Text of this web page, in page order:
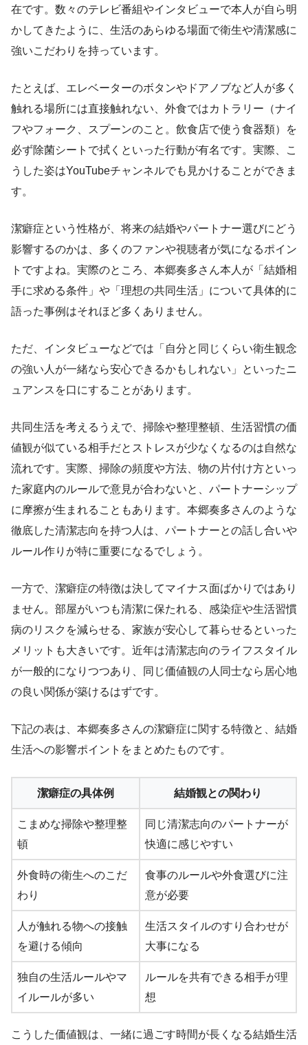
在です。数々のテレビ番組やインタビューで本人が自ら明
かしてきたように、生活のあらゆる場面で衛生や清潔感に
強いこだわりを持っています。
たとえば、エレベーターのボタンやドアノブなど人が多く
触れる場所には直接触れない、外食ではカトラリー（ナイ
フやフォーク、スプーンのこと。飲食店で使う食器類）を
必ず除菌シートで拭くといった行動が有名です。実際、こ
うした姿はYouTubeチャンネルでも見かけることができま
す。
潔癖症という性格が、将来の結婚やパートナー選びにどう
影響するのかは、多くのファンや視聴者が気になるポイン
トですよね。実際のところ、本郷奏多さん本人が「結婚相
手に求める条件」や「理想の共同生活」について具体的に
語った事例はそれほど多くありません。
ただ、インタビューなどでは「自分と同じくらい衛生観念
の強い人が一緒なら安心できるかもしれない」といったニ
ュアンスを口にすることがあります。
共同生活を考えるうえで、掃除や整理整頓、生活習慣の価
値観が似ている相手だとストレスが少なくなるのは自然な
流れです。実際、掃除の頻度や方法、物の片付け方といっ
た家庭内のルールで意見が合わないと、パートナーシップ
に摩擦が生まれることもあります。本郷奏多さんのような
徹底した清潔志向を持つ人は、パートナーとの話し合いや
ルール作りが特に重要になるでしょう。
一方で、潔癖症の特徴は決してマイナス面ばかりではあり
ません。部屋がいつも清潔に保たれる、感染症や生活習慣
病のリスクを減らせる、家族が安心して暮らせるといった
メリットも大きいです。近年は清潔志向のライフスタイル
が一般的になりつつあり、同じ価値観の人同士なら居心地
の良い関係が築けるはずです。
下記の表は、本郷奏多さんの潔癖症に関する特徴と、結婚
生活への影響ポイントをまとめたものです。
潔癖症の具体例 結婚観との関わり
こまめな掃除や整理整
頓
同じ清潔志向のパートナーが
快適に感じやすい
外食時の衛生へのこだ
わり
食事のルールや外食選びに注
意が必要
人が触れる物への接触
を避ける傾向
生活スタイルのすり合わせが
大事になる
独自の生活ルールやマ
イルールが多い
ルールを共有できる相手が理
想
こうした価値観は、一緒に過ごす時間が長くなる結婚生活